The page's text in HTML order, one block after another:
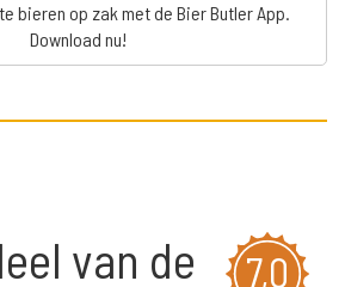
bieren op zak met de Bier Butler App.
Download nu!
7,0
van de